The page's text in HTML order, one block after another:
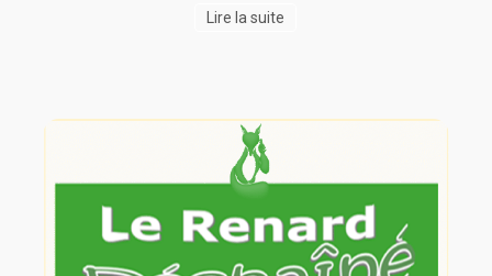
Lire la suite